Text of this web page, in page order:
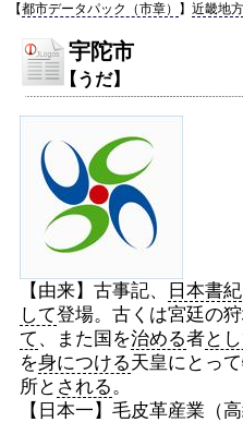
【都市データパック（市章） 】 近畿地方
宇陀市
【うだ】
【由来】古事記、 日本書紀
して登場。古くは宮廷の
て 、また国を治める者と
を身につける天皇にとっ
所と される。
【日本一】毛皮革産業（